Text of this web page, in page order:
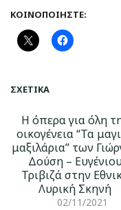
ΚΟΙΝΟΠΟΙΉΣΤΕ:
ΣΧΕΤΙΚΆ
Η όπερα για όλη
οικογένεια “Τα
μαξιλάρια” των
Δούση –
Τριβιζά στην
Λυρική Σκηνή
02/11/2021